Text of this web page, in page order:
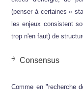
(penser à certaines «
les enjeux consistent
trop n'en faut) de
Consensus
Comme en "recherche